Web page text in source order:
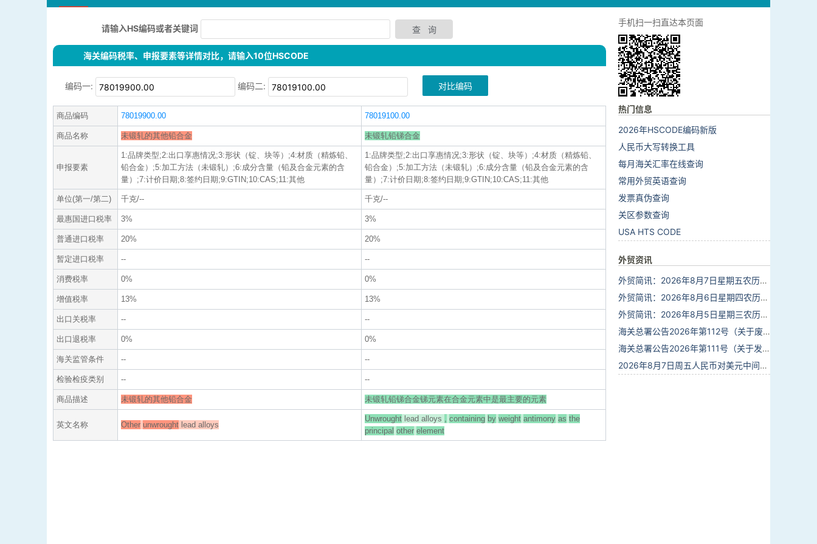
请输入HS编码或者关键词
海关编码税率、申报要素等详情对比，请输入10位HSCODE
编码一: 编码二: 对比编码
商品编码 78019900.00 78019100.00
商品名称 未锻轧的其他铅合金 未锻轧铅锑合金
申报要素
1:品牌类型;2:出口享惠情况;3:形状（锭、块等）;4:材质（精炼铅、
铅合金）;5:加工方法（未锻轧）;6:成分含量（铅及合金元素的含
量）;7:计价日期;8:签约日期;9:GTIN;10:CAS;11:其他
1:品牌类型;2:出口享惠情况;3:形状（锭、块等）;4:材质（精炼铅、
铅合金）;5:加工方法（未锻轧）;6:成分含量（铅及合金元素的含
量）;7:计价日期;8:签约日期;9:GTIN;10:CAS;11:其他
单位(第一/第二) 千克/-- 千克/--
最惠国进口税率 3% 3%
普通进口税率 20% 20%
暂定进口税率 -- --
消费税率 0% 0%
增值税率 13% 13%
出口关税率 -- --
出口退税率 0% 0%
海关监管条件 -- --
检验检疫类别 -- --
商品描述 未锻轧的其他铅合金 未锻轧铅锑合金锑元素在合金元素中是最主要的元素
英文名称 Other unwrought lead alloys
Unwrought lead alloys , containing by weight antimony as the
principal other element
手机扫一扫直达本页面
热门信息
2026年HSCODE编码新版
人民币大写转换工具
每月海关汇率在线查询
常用外贸英语查询
发票真伪查询
关区参数查询
USA HTS CODE
外贸资讯
外贸简讯：2026年8月7日星期五农历六月廿五
外贸简讯：2026年8月6日星期四农历六月廿四
外贸简讯：2026年8月5日星期三农历六月廿三
海关总署公告2026年第112号（关于废止部分卫生检疫类规范性文件的公告）
海关总署公告2026年第111号（关于发布《进出境动植物检疫处理监督管理工作规定》《进出境卫生处理监督管理工作规定》的公告）
2026年8月7日周五人民币对美元中间价报6.7904调贬9个基点